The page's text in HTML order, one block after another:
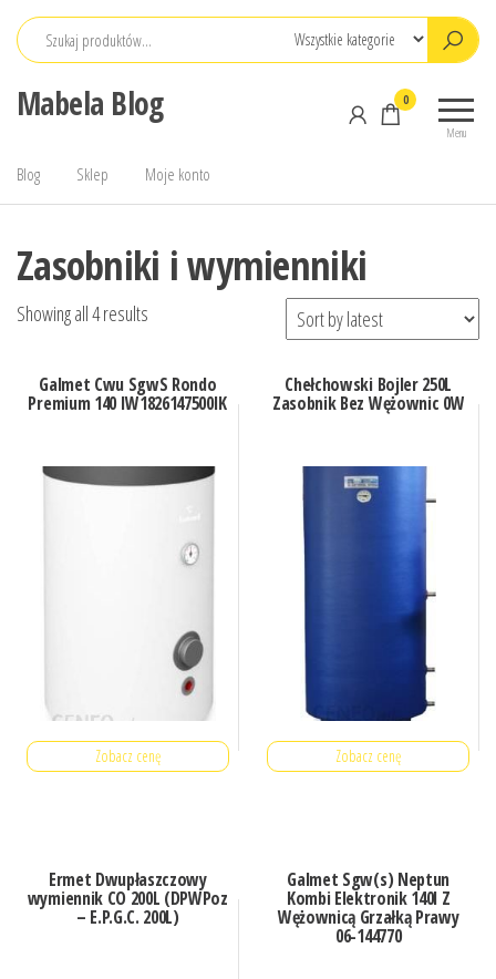
Przejdź
Mabela Blog
Menu
0
Blog Sklep Moje konto
Zasobniki i wymienniki
Showing all 4 results
Galmet Cwu SgwS Rondo
Premium 140 IW1826147500IK
Zobacz cenę
Chełchowski Bojler 250L
Zasobnik Bez Wężownic 0W
Zobacz cenę
Ermet Dwupłaszczowy
wymiennik CO 200L (DPWPoz
– E.P.G.C. 200L)
Galmet Sgw(s) Neptun
Kombi Elektronik 140l Z
Wężownicą Grzałką Prawy
06-144770